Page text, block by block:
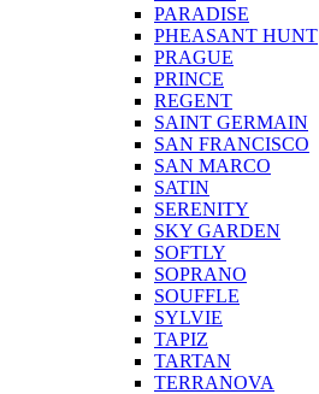
PARADISE
PHEASANT HUNT
PRAGUE
PRINCE
REGENT
SAINT GERMAIN
SAN FRANCISCO
SAN MARCO
SATIN
SERENITY
SKY GARDEN
SOFTLY
SOPRANO
SOUFFLE
SYLVIE
TAPIZ
TARTAN
TERRANOVA